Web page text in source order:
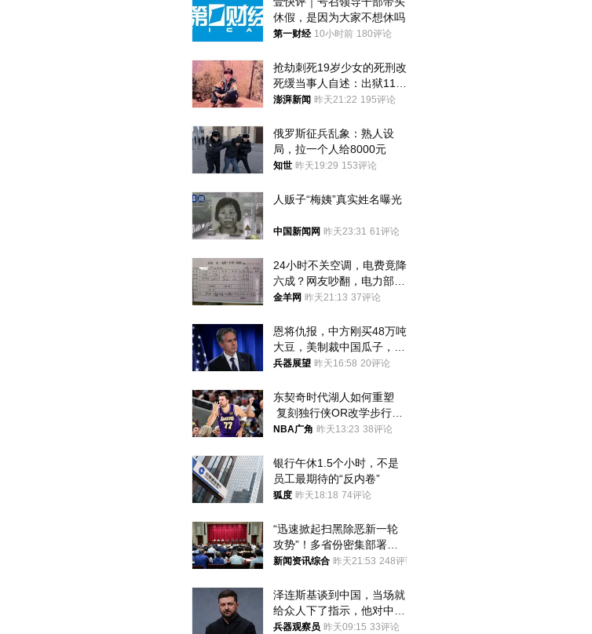
休假，是因为大家不想休吗
第一财经 10小时前 180评论
抢劫刺死19岁少女的死刑改
死缓当事人自述：出狱11年
间始终刻意躲避被害人家属
澎湃新闻 昨天21:22 195评论
俄罗斯征兵乱象：熟人设
局，拉一个人给8000元
知世 昨天19:29 153评论
人贩子“梅姨”真实姓名曝光
中国新闻网 昨天23:31 61评论
24小时不关空调，电费竟降
六成？网友吵翻，电力部门
回应→
金羊网 昨天21:13 37评论
恩将仇报，中方刚买48万吨
大豆，美制裁中国瓜子，布
林肯措辞变了
兵器展望 昨天16:58 20评论
东契奇时代湖人如何重塑
复刻独行侠OR改学步行
者？
NBA广角 昨天13:23 38评论
银行午休1.5个小时，不是
员工最期待的“反内卷”
狐度 昨天18:18 74评论
“迅速掀起扫黑除恶新一轮
攻势”！多省份密集部署，
公布举报方式
新闻资讯综合 昨天21:53 248评论
泽连斯基谈到中国，当场就
给众人下了指示，他对中国
和中乌关系，显然又有了新
兵器观察员 昨天09:15 33评论